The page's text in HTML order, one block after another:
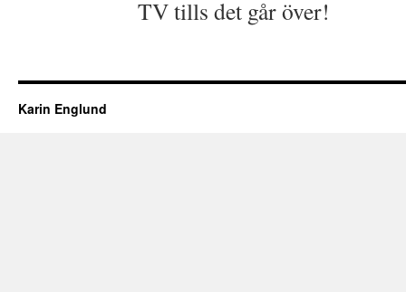
TV tills det går över!
Karin Englund